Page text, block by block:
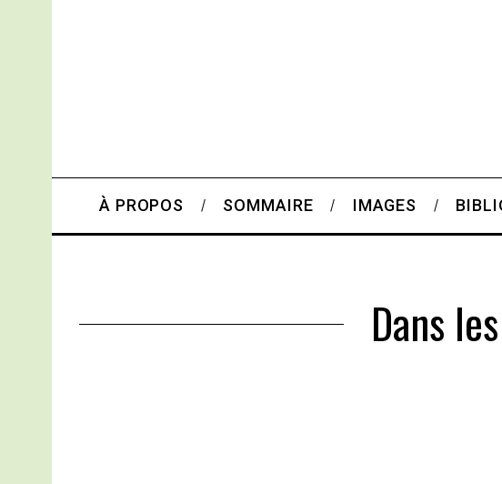
À PROPOS SOMMAIRE IMAGES
Dans